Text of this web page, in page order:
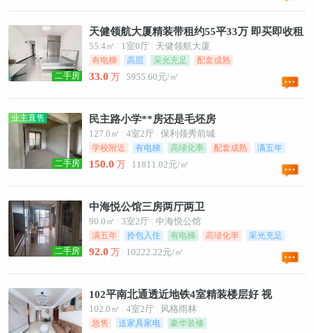
二手房
天健领航大厦精装带租约55平33万 即买即收租
55.4㎡ 1室0厅 天健领航大厦
有电梯 高层 采光充足 配套成熟
33.0 万 5955.60元/㎡
业主直售
二手房
民主路小学**房还是毛坯房
127.0㎡ 4室2厅 保利领秀前城
学校附近 有电梯 高绿化率 配套成熟 满五年
150.0 万 11811.02元/㎡
二手房
中海悦公馆三房两厅两卫
90.0㎡ 3室2厅 中海悦公馆
满五年 拎包入住 有电梯 高绿化率 采光充足
92.0 万 10222.22元/㎡
102平南北通透近地铁4室精装楼层好 视
102.0㎡ 4室2厅 风格雨林
急售 送家具家电 豪华装修